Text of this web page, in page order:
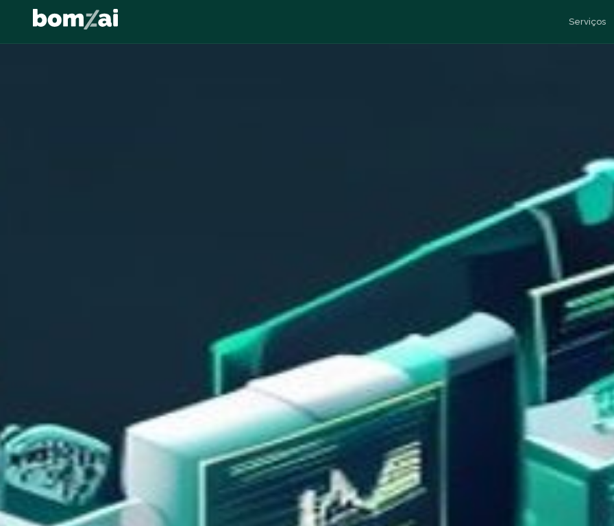
Serviços